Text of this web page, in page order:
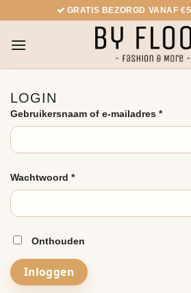
inhoud
GRATIS BEZORGD VANAF
LOGIN
Gebruikersnaam of e-mailadres *Vereist
Wachtwoord *Vereist
Onthouden
Inloggen